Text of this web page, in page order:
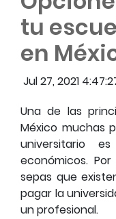
tu
en
Jul 27, 2021
Una de las
México muchas
universitario
económicos.
sepas que
pagar la
un profesional.